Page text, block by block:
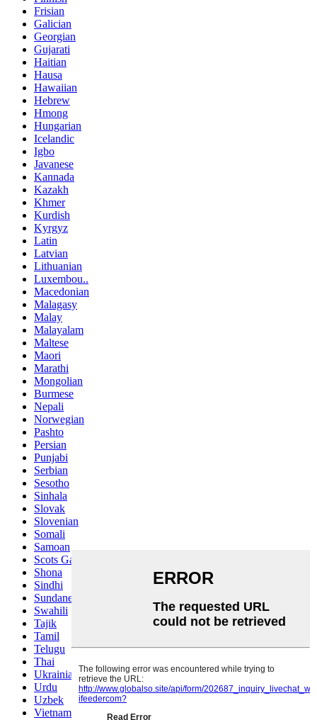
Frisian
Galician
Georgian
Gujarati
Haitian
Hausa
Hawaiian
Hebrew
Hmong
Hungarian
Icelandic
Igbo
Javanese
Kannada
Kazakh
Khmer
Kurdish
Kyrgyz
Latin
Latvian
Lithuanian
Luxembou..
Macedonian
Malagasy
Malay
Malayalam
Maltese
Maori
Marathi
Mongolian
Burmese
Nepali
Norwegian
Pashto
Persian
Punjabi
Serbian
Sesotho
Sinhala
Slovak
Slovenian
Somali
Samoan
Scots Gaelic
Shona
Sindhi
Sundanese
Swahili
Tajik
Tamil
Telugu
Thai
Ukrainian
Urdu
Uzbek
Vietnamese